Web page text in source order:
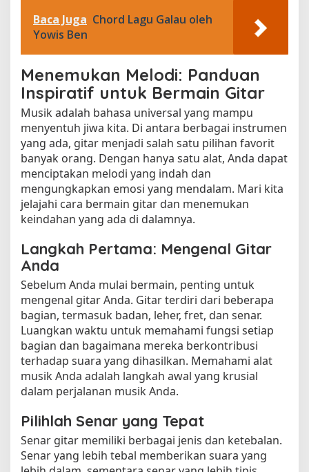
Baca Juga Chord Lagu Galau oleh
Yowis Ben
Menemukan Melodi: Panduan
Inspiratif untuk Bermain Gitar
Musik adalah bahasa universal yang mampu
menyentuh jiwa kita. Di antara berbagai instrumen
yang ada, gitar menjadi salah satu pilihan favorit
banyak orang. Dengan hanya satu alat, Anda dapat
menciptakan melodi yang indah dan
mengungkapkan emosi yang mendalam. Mari kita
jelajahi cara bermain gitar dan menemukan
keindahan yang ada di dalamnya.
Langkah Pertama: Mengenal Gitar
Anda
Sebelum Anda mulai bermain, penting untuk
mengenal gitar Anda. Gitar terdiri dari beberapa
bagian, termasuk badan, leher, fret, dan senar.
Luangkan waktu untuk memahami fungsi setiap
bagian dan bagaimana mereka berkontribusi
terhadap suara yang dihasilkan. Memahami alat
musik Anda adalah langkah awal yang krusial
dalam perjalanan musik Anda.
Pilihlah Senar yang Tepat
Senar gitar memiliki berbagai jenis dan ketebalan.
Senar yang lebih tebal memberikan suara yang